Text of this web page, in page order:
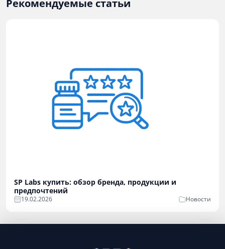
Рекомендуемые статьи
SP Labs купить: обзор бренда, продукции и
предпочтений
19.02.2026 Новости